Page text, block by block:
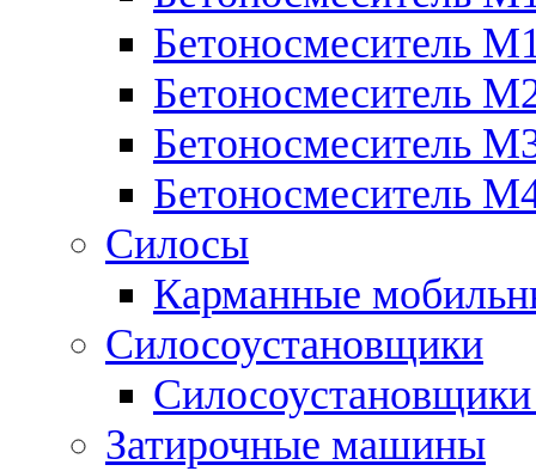
Бетоносмеситель
Бетоносмеситель
Бетоносмеситель
Бетоносмеситель
Силосы
Карманные
Силосоустановщики
Затирочные машины